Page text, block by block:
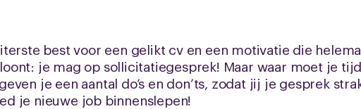
best voor een gelikt cv en een motivatie die
je mag op sollicitatiegesprek! Maar waar moet je
je een aantal do’s en don’ts, zodat jij je gesprek
je nieuwe job binnenslepen!